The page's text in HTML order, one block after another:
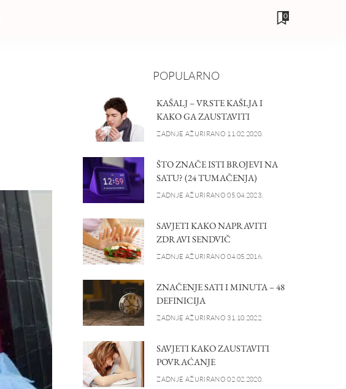
0
POPULARNO
KAŠALJ – VRSTE KAŠLJA I
KAKO GA ZAUSTAVITI
ZADNJE AŽURIRANO 11.02.2020.
ŠTO ZNAČE ISTI BROJEVI NA
SATU? (24 TUMAČENJA)
ZADNJE AŽURIRANO 05.04.2023.
SAVJETI KAKO NAPRAVITI
ZDRAVI SENDVIČ
ZADNJE AŽURIRANO 04.05.2016.
ZNAČENJE SATI I MINUTA – 48
DEFINICIJA
ZADNJE AŽURIRANO 31.10.2022.
SAVJETI KAKO ZAUSTAVITI
POVRAĆANJE
ZADNJE AŽURIRANO 02.02.2020.